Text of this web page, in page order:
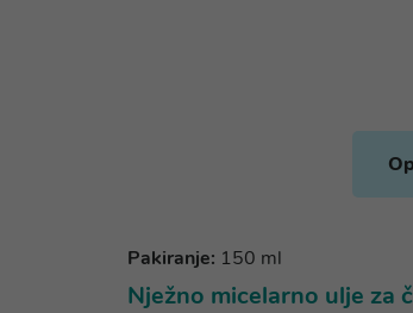
Pakiranje: 150 ml
Nježno micelarno ulje za